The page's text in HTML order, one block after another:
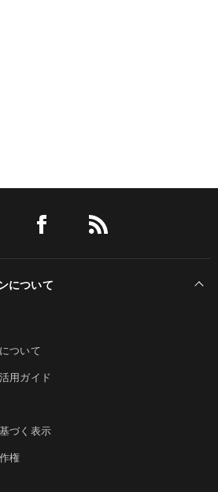
について
ついて
用ガイド
づく表示
権